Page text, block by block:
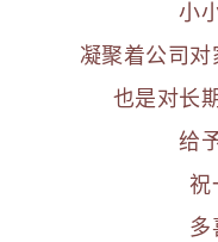
小
凝聚着公司
也是对长
给
祝
多